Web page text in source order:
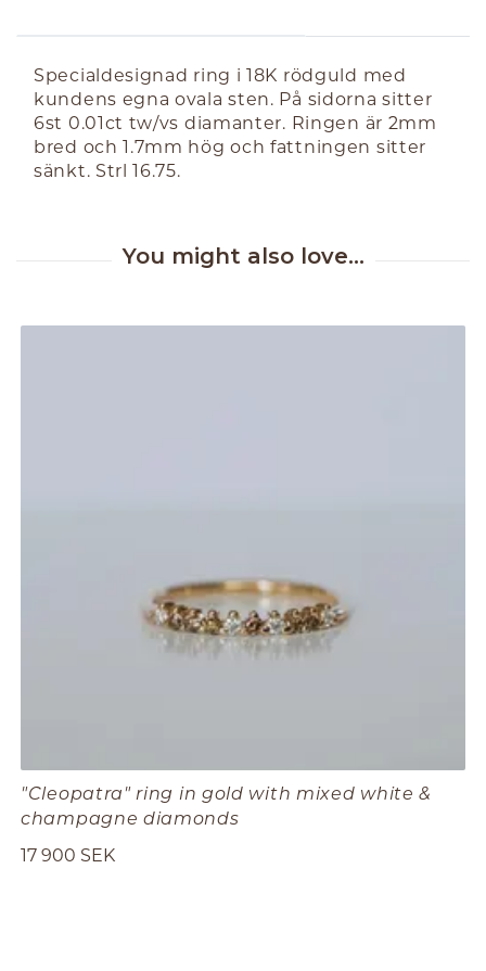
Specialdesignad ring i 18K rödguld med
kundens egna ovala sten. På sidorna sitter
6st 0.01ct tw/vs diamanter. Ringen är 2mm
bred och 1.7mm hög och fattningen sitter
sänkt. Strl 16.75.
"Cleopatra" ring in gold with mixed white &
champagne diamonds
17 900 SEK